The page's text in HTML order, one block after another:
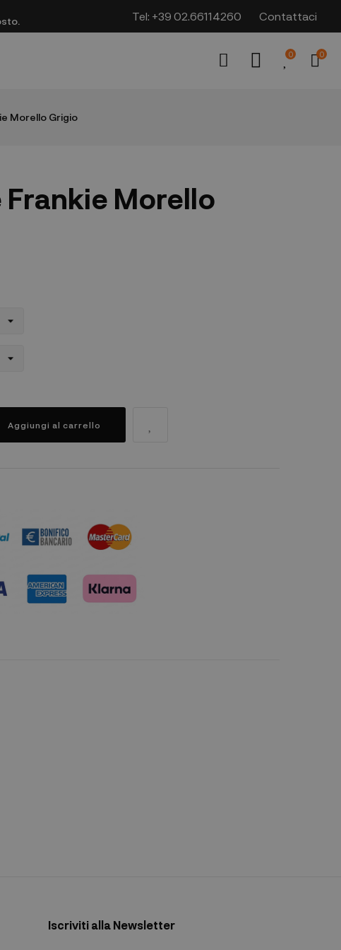
Tel: +39 02.66114260 Contattaci
0 0
Morello Grigio
Morello
Aggiungi al carrello
Iscriviti alla Newsletter